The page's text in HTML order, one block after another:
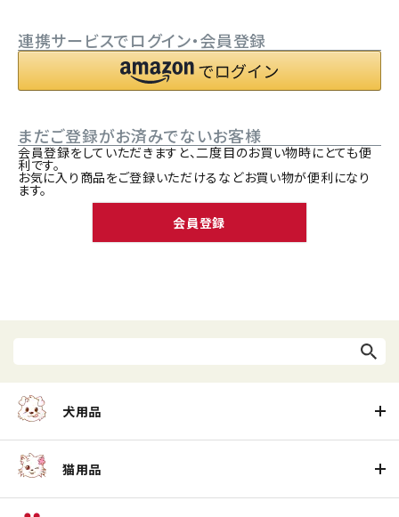
連携サービスでログイン・会員登録
まだご登録がお済みでないお客様
会員登録をしていただきますと、二度目のお買い物時にとても便
利です。
お気に入り商品をご登録いただけるなどお買い物が便利になり
ます。
会員登録
犬用品
猫用品